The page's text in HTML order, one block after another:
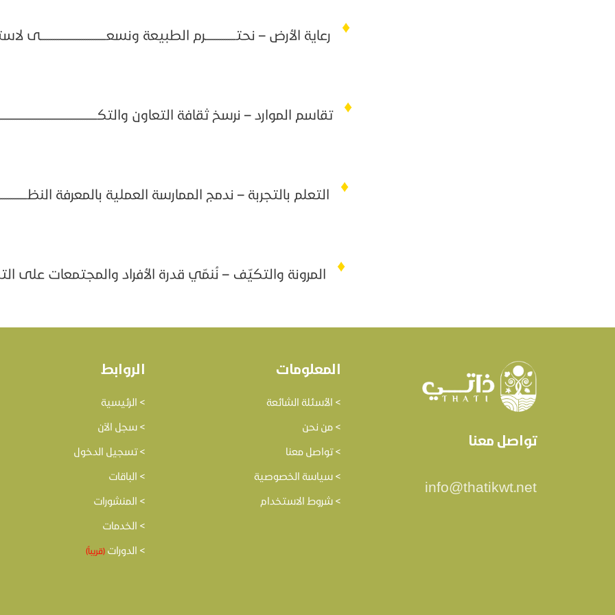
♦ رعاية الأرض – نحتـــــــــــــــرم الطبيعة
♦ تقاسم الموارد – نرسخ ثقافة التعاون
♦ التعلم بالتجربة – ندمج الممارسة العملية بالمعرفة
♦ المرونة والتكيّف – نُنمّي قدرة الأفراد والمجتمعات على
تواصل معنا
info@thatikwt.net
المعلومات
> الأسئلة الشائعة
> من نحن
> تواصل معنا
> سياسة الخصوصية
> شروط الاستخدام
الروابط
> الرئيسية
> سجل الآن
> تسجيل الدخول
> الباقات
> المنشورات
> الخدمات
> الدورات (قريباً)